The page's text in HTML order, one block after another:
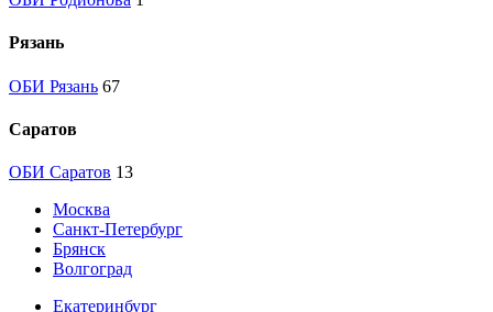
Рязань
ОБИ Рязань 67
Саратов
ОБИ Саратов 13
Москва
Санкт-Петербург
Брянск
Волгоград
Екатеринбург